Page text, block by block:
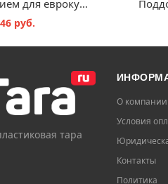
Поддон с укрытием для еврокубов BB2C
руб.
тара
О компании
Условия
Контакты
Политика